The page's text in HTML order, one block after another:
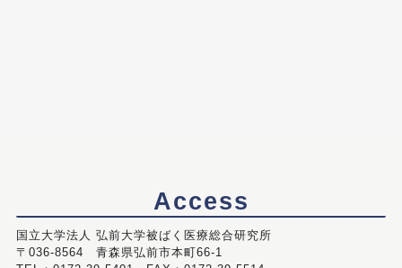
Access
国立大学法人 弘前大学被ばく医療総合研究所
〒036-8564 青森県弘前市本町66-1